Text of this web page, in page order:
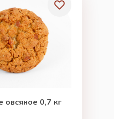
овсяное 0,7 кг